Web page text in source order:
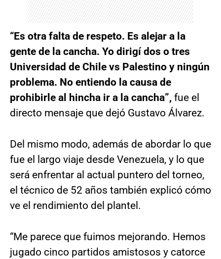
“Es otra falta de respeto. Es alejar a la
gente de la cancha. Yo dirigí dos o tres
Universidad de Chile vs Palestino y ningún
problema. No entiendo la causa de
prohibirle al hincha ir a la cancha”, fue el
directo mensaje que dejó Gustavo Álvarez.
Del mismo modo, además de abordar lo que
fue el largo viaje desde Venezuela, y lo que
será enfrentar al actual puntero del torneo,
el técnico de 52 años también explicó cómo
ve el rendimiento del plantel.
“Me parece que fuimos mejorando. Hemos
jugado cinco partidos amistosos y catorce